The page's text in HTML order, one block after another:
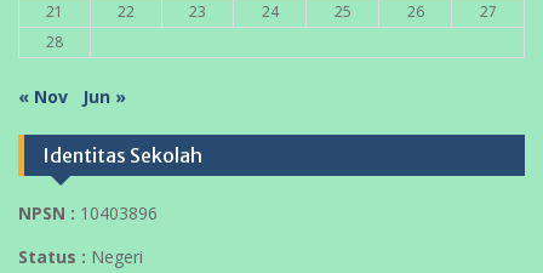
21
22 23 24 25 26
27
28
« Nov Jun »
Identitas Sekolah
NPSN : 10403896
Status : Negeri